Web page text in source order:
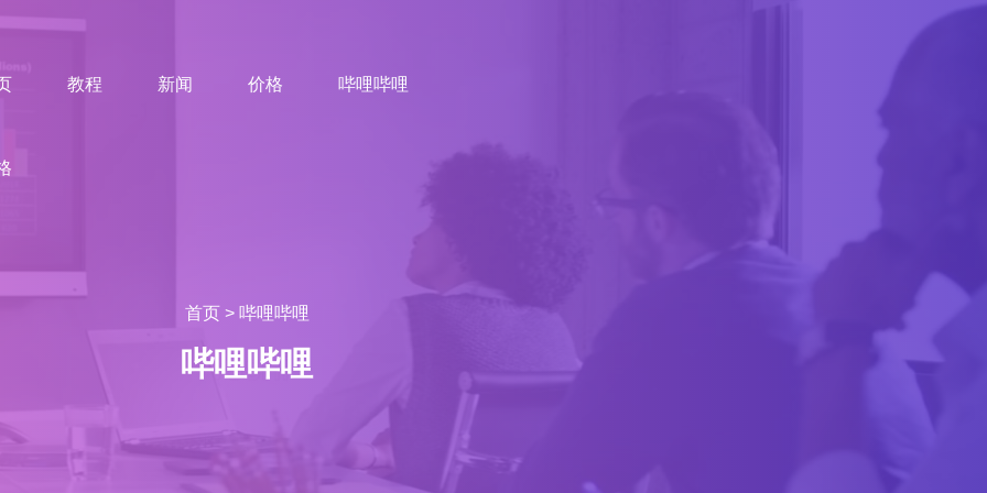
教程 新闻 价格 哔哩哔哩
首页> 哔哩哔哩
哔哩哔哩